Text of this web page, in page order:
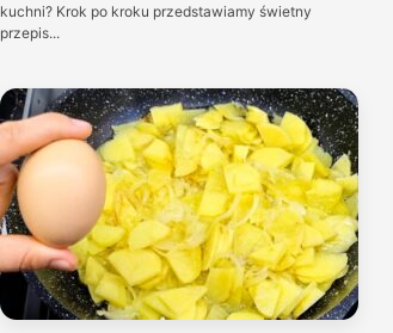
kuchni? Krok po kroku przedstawiamy świetny
przepis...